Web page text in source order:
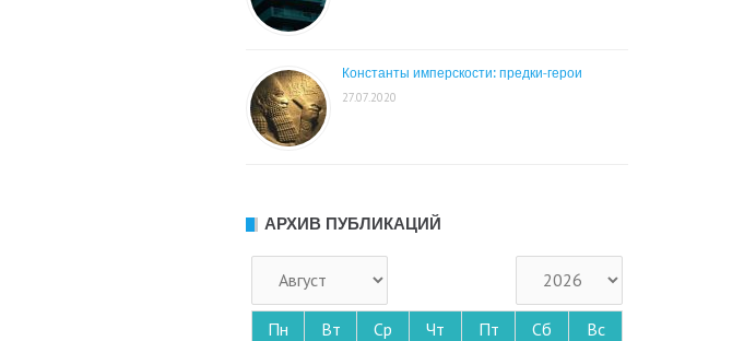
Константы имперскости: предки-герои
27.07.2020
АРХИВ ПУБЛИКАЦИЙ
Пн Вт Ср Чт Пт Сб Вс